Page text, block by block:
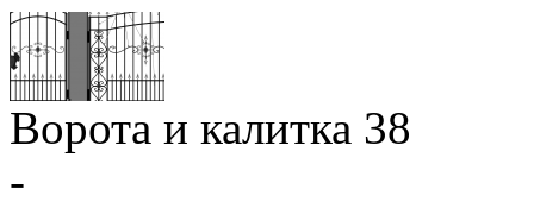
Ворота и калитка 38
-